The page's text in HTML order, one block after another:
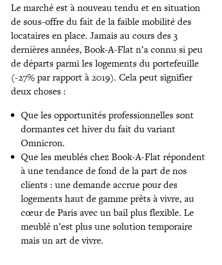
Le marché est à nouveau tendu et en situation
de sous-offre du fait de la faible mobilité des
locataires en place. Jamais au cours des 3
dernières années, Book-A-Flat n’a connu si peu
de départs parmi les logements du portefeuille
(-27% par rapport à 2019). Cela peut signifier
deux choses :
Que les opportunités professionnelles sont
dormantes cet hiver du fait du variant
Omnicron.
Que les meublés chez Book-A-Flat répondent
à une tendance de fond de la part de nos
clients : une demande accrue pour des
logements haut de gamme prêts à vivre, au
cœur de Paris avec un bail plus flexible. Le
meublé n’est plus une solution temporaire
mais un art de vivre.